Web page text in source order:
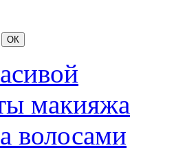
макияжа
волосами